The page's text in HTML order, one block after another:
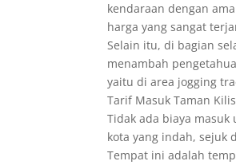
kendaraan dengan
harga yang sangat
Selain itu, di bagian
menambah
yaitu di area jogging
Tarif Masuk Taman
Tidak ada biaya
kota yang indah, sejuk
Tempat ini adalah